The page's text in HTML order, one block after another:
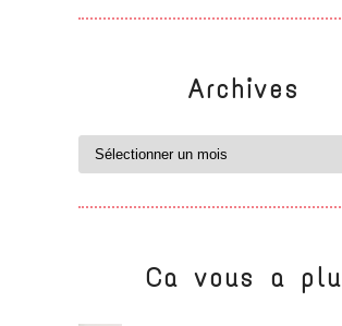
Archives
Ca vous a plu